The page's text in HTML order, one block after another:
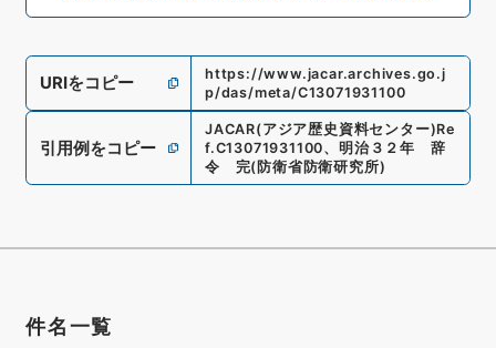
URIをコピー
https://www.jacar.archives.go.j
p/das/meta/C13071931100
引用例をコピー
JACAR(アジア歴史資料センター)Re
f.C13071931100、 明治３２年 辞
令 完( 防衛省防衛研究所)
件名一覧